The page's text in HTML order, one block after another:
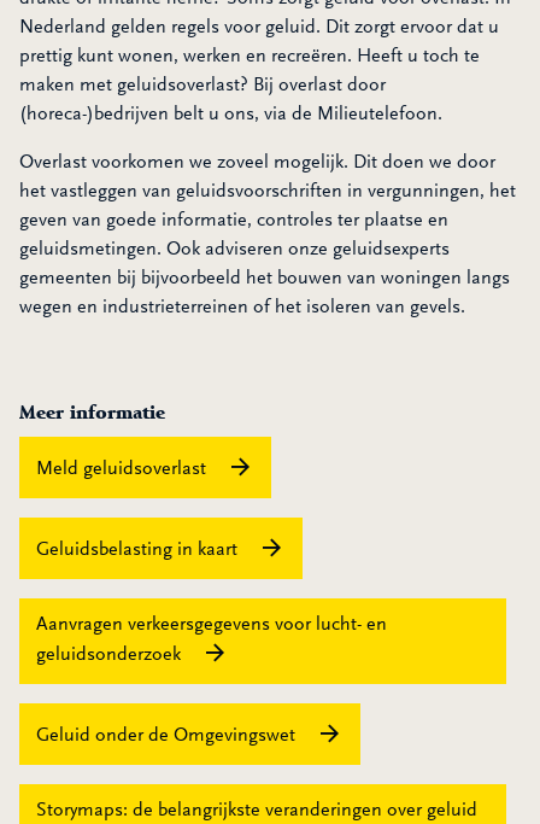
Nederland gelden regels voor geluid. Dit zorgt ervoor dat u
prettig kunt wonen, werken en recreëren. Heeft u toch te
maken met geluidsoverlast? Bij overlast door
(horeca-)bedrijven belt u ons, via de Milieutelefoon.
Overlast voorkomen we zoveel mogelijk. Dit doen we door
het vastleggen van geluidsvoorschriften in vergunningen, het
geven van goede informatie, controles ter plaatse en
geluidsmetingen. Ook adviseren onze geluidsexperts
gemeenten bij bijvoorbeeld het bouwen van woningen langs
wegen en industrieterreinen of het isoleren van gevels.
Meer informatie
Meld geluidsoverlast
Geluidsbelasting in kaart
Aanvragen verkeersgegevens voor lucht- en
geluidsonderzoek
Geluid onder de Omgevingswet
Storymaps: de belangrijkste veranderingen over geluid